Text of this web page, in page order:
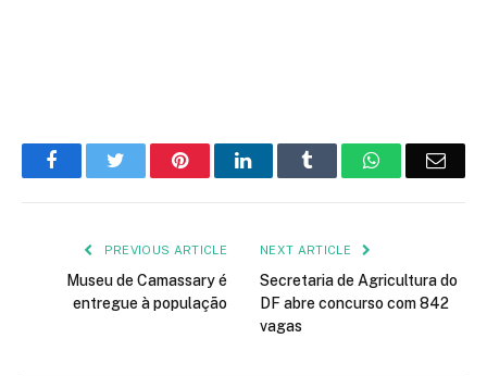
FacebookTwitter PinterestLinkedIn Tumblr WhatsApp
PREVIOUS ARTICLE
Museu de Camassary é
entregue à população
NEXT ARTICLE
Secretaria de Agricultura do
DF abre concurso com 842
vagas